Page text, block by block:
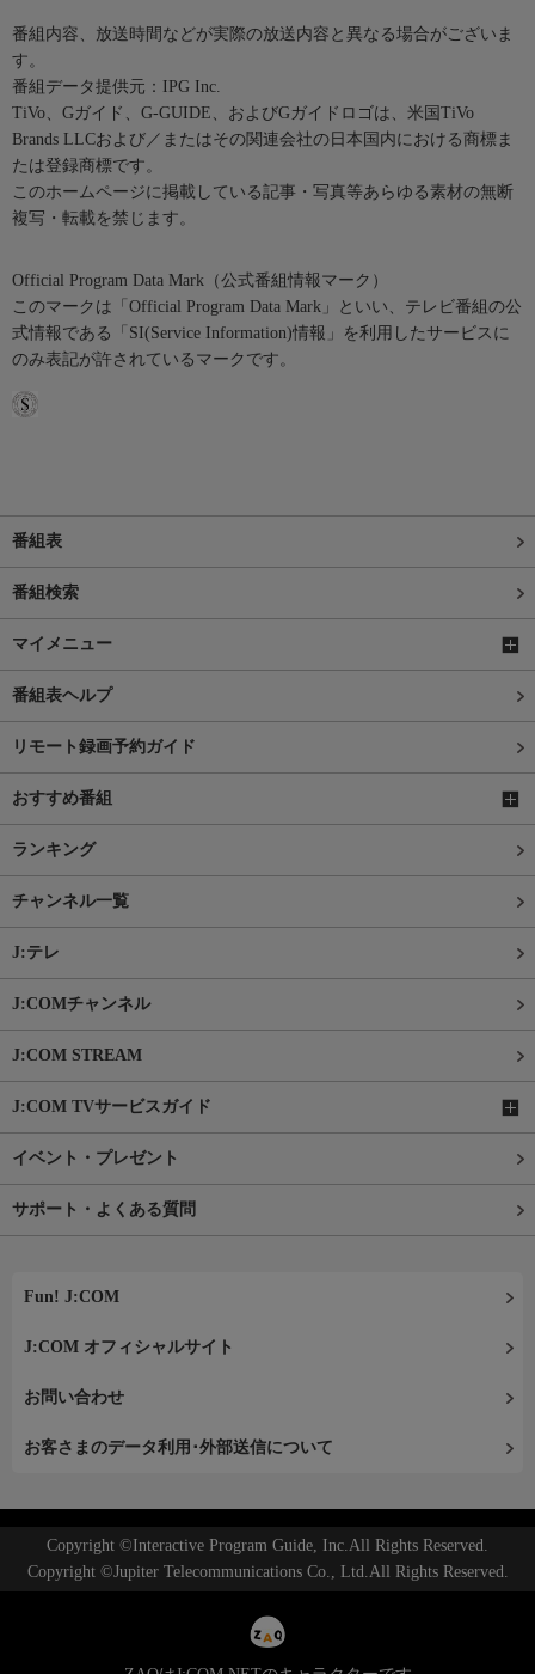
番組内容、放送時間などが実際の放送内容と異なる場合がございま
す。
番組データ提供元：IPG Inc.
TiVo、Gガイド、G-GUIDE、およびGガイドロゴは、米国TiVo
Brands LLCおよび／またはその関連会社の日本国内における商標ま
たは登録商標です。
このホームページに掲載している記事・写真等あらゆる素材の無断
複写・転載を禁じます。
Official Program Data Mark（公式番組情報マーク）
このマークは「Official Program Data Mark」といい、テレビ番組の公
式情報である「SI(Service Information)情報」を利用したサービスに
のみ表記が許されているマークです。
番組表
番組検索
マイメニュー
番組表ヘルプ
リモート録画予約ガイド
おすすめ番組
ランキング
チャンネル一覧
J:テレ
J:COMチャンネル
J:COM STREAM
J:COM TVサービスガイド
イベント・プレゼント
サポート・よくある質問
Fun! J:COM
J:COM オフィシャルサイト
お問い合わせ
お客さまのデータ利用･外部送信について
Copyright ©Interactive Program Guide, Inc.All Rights Reserved.
Copyright ©Jupiter Telecommunications Co., Ltd.All Rights Reserved.